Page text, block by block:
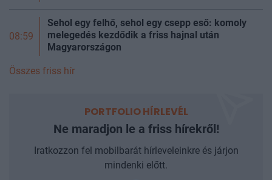
08:59
Sehol egy felhő, sehol egy csepp eső: komoly
melegedés kezdődik a friss hajnal után
Magyarországon
Összes friss hír
PORTFOLIO HÍRLEVÉL
Ne maradjon le a friss hírekről!
Iratkozzon fel mobilbarát hírleveleinkre és járjon
mindenki előtt.